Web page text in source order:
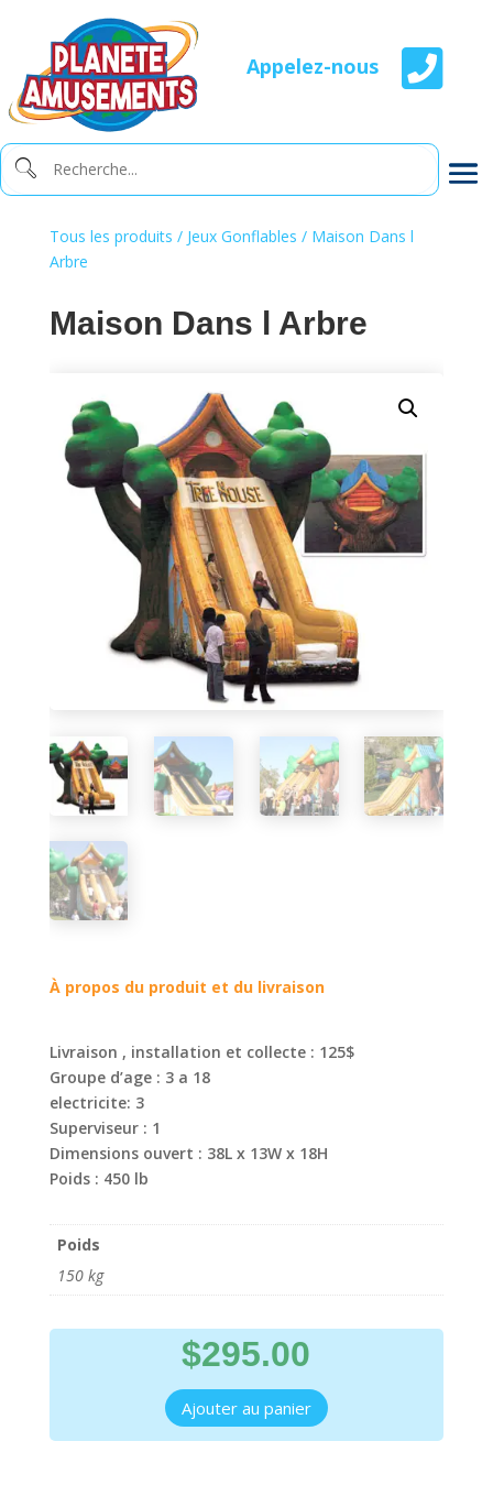
Appelez-nous 
Tous les produits / Jeux Gonflables / Maison Dans l
Arbre
Maison Dans l Arbre
À propos du produit et du livraison
Livraison , installation et collecte : 125$
Groupe d’age : 3 a 18
electricite: 3
Superviseur : 1
Dimensions ouvert : 38L x 13W x 18H
Poids : 450 lb
Poids
150 kg
$295.00
Ajouter au panier